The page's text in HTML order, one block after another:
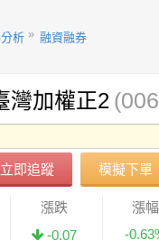
析 融資融券
灣加權正2
立即追蹤 模擬下單
漲跌
-0.07
漲幅
-